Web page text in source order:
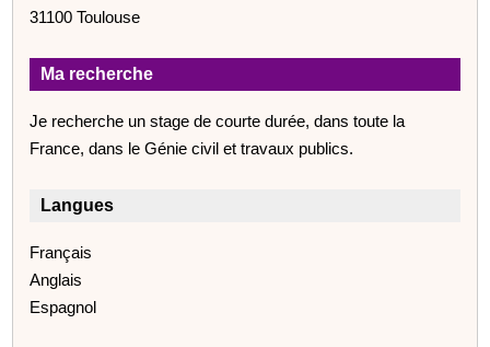
31100 Toulouse
Ma recherche
Je recherche un stage de courte durée, dans toute la
France, dans le Génie civil et travaux publics.
Langues
Français
Anglais
Espagnol